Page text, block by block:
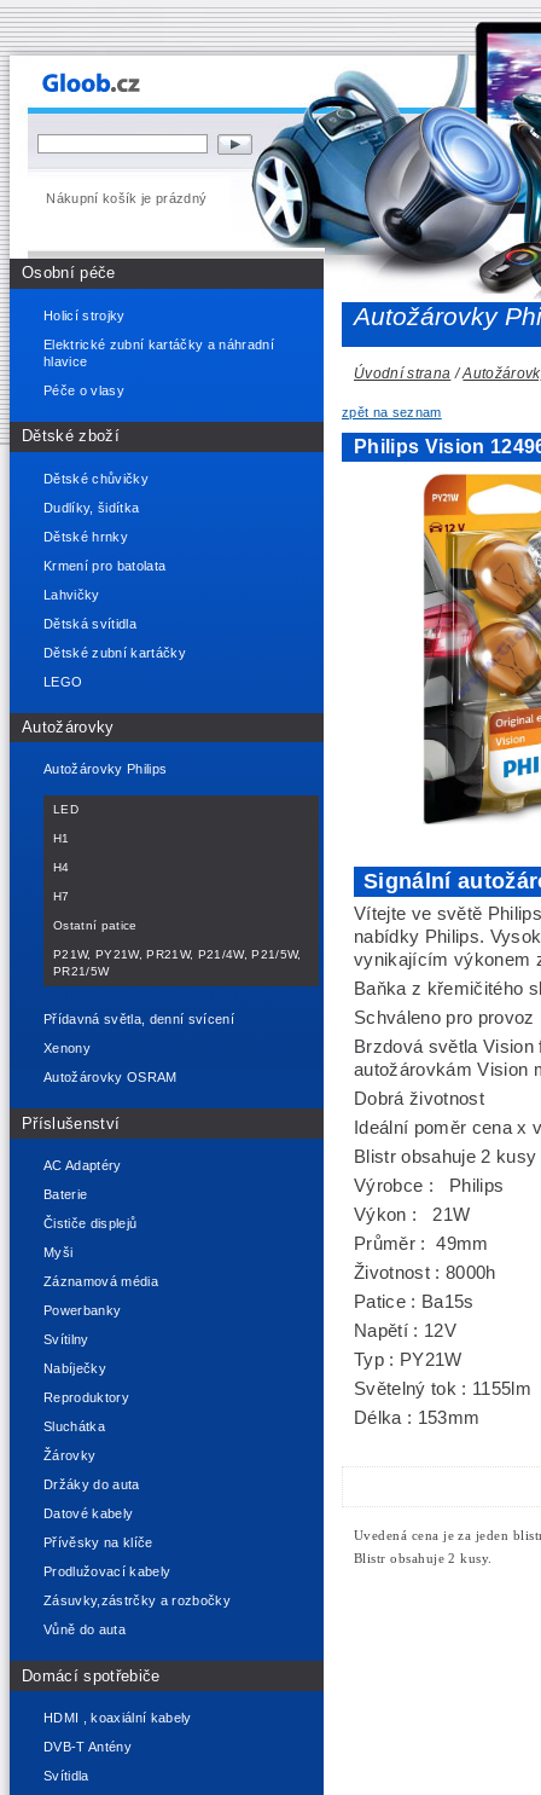
Nákupní košík je prázdný
Osobní péče
Holicí strojky
Elektrické zubní kartáčky a náhradní
hlavice
Péče o vlasy
Dětské zboží
Dětské chůvičky
Dudlíky, šidítka
Dětské hrnky
Krmení pro batolata
Lahvičky
Dětská svítidla
Dětské zubní kartáčky
LEGO
Autožárovky
Autožárovky Philips
LED
H1
H4
H7
Ostatní patice
P21W, PY21W, PR21W, P21/4W, P21/5W,
PR21/5W
Přídavná světla, denní svícení
Xenony
Autožárovky OSRAM
Příslušenství
AC Adaptéry
Baterie
Čističe displejů
Myši
Záznamová média
Powerbanky
Svítilny
Nabíječky
Reproduktory
Sluchátka
Žárovky
Držáky do auta
Datové kabely
Přívěsky na klíče
Prodlužovací kabely
Zásuvky,zástrčky a rozbočky
Vůně do auta
Domácí spotřebiče
HDMI , koaxiální kabely
DVB-T Antény
Svítidla
Autožárovky
Úvodní strana /
zpět na seznam
Philips Vision
Signální
Vítejte ve světě
nabídky Philips.
vynikajícím výkonem
Baňka z křemičitého
Schváleno pro
Brzdová světla
autožárovkám Vision
Dobrá životnost
Ideální poměr cena x
Blistr obsahuje 2 kusy
Výrobce : Philips
Výkon : 21W
Průměr : 49mm
Životnost : 8000h
Patice : Ba15s
Napětí : 12V
Typ : PY21W
Světelný tok : 1155lm
Délka : 153mm
Uvedená cena je za jeden
Blistr obsahuje 2 kusy.